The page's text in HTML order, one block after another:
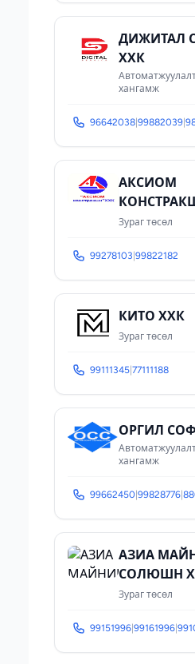
ДИЖИТАЛ
ХХК
хангамж
96642038 99882039
АКСИОМ
Зураг төсөл
99278103 99822182
КИТО ХХК
Зураг төсөл
99111345 77111188
ОРГИЛ
хангамж
99662450 99828776
АЗИА
СОЛЮШН
Зураг төсөл
99151996 99161996